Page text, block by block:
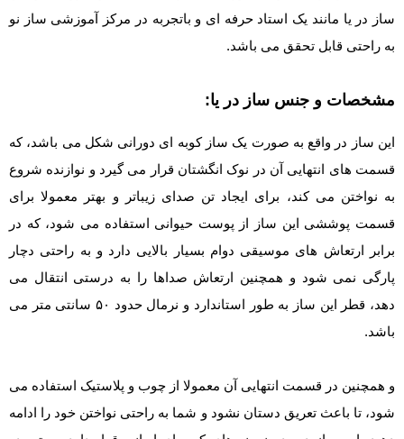
ساز در یا مانند یک استاد حرفه ای و باتجربه در مرکز آموزشی ساز نو
به راحتی قابل تحقق می باشد.
مشخصات و جنس ساز در یا:
این ساز در واقع به صورت یک ساز کوبه ای دورانی شکل می باشد، که
قسمت های انتهایی آن در نوک انگشتان قرار می گیرد و نوازنده شروع
به نواختن می کند، برای ایجاد تن صدای زیباتر و بهتر معمولا برای
قسمت پوششی این ساز از پوست حیوانی استفاده می شود، که در
برابر ارتعاش های موسیقی دوام بسیار بالایی دارد و به راحتی دچار
پارگی نمی شود و همچنین ارتعاش صداها را به درستی انتقال می
دهد، قطر این ساز به طور استاندارد و نرمال حدود ۵۰ سانتی متر می
باشد.
و همچنین در قسمت انتهایی آن معمولا از چوب و پلاستیک استفاده می
شود، تا باعث تعریق دستان نشود و شما به راحتی نواختن خود را ادامه